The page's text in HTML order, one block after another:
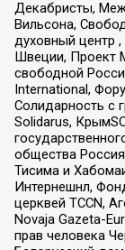
Декабристы,
Вильсона,
духовный центр
Швеции, Проект
свободной
International,
Солидарность с
Solidarus,
общества
Тисима и
Интернешнл,
церквей TCCN,
Novaja Gazeta-
прав человека